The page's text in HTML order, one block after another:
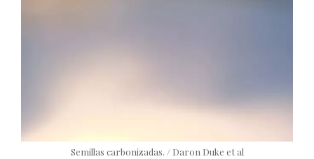
Semillas carbonizadas. / Daron Duke et al